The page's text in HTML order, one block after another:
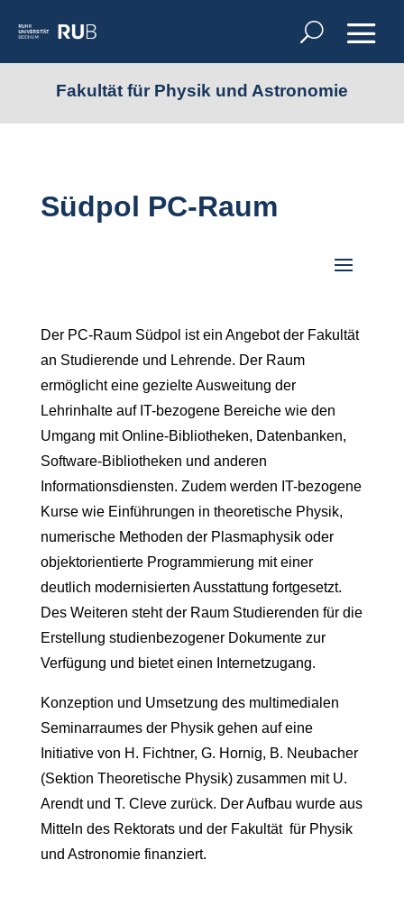
Fakultät für Physik und Astronomie
Südpol PC-Raum
Der PC-Raum Südpol ist ein Angebot der Fakultät
an Studierende und Lehrende. Der Raum
ermöglicht eine gezielte Ausweitung der
Lehrinhalte auf IT-bezogene Bereiche wie den
Umgang mit Online-Bibliotheken, Datenbanken,
Software-Bibliotheken und anderen
Informationsdiensten. Zudem werden IT-bezogene
Kurse wie Einführungen in theoretische Physik,
numerische Methoden der Plasmaphysik oder
objektorientierte Programmierung mit einer
deutlich modernisierten Ausstattung fortgesetzt.
Des Weiteren steht der Raum Studierenden für die
Erstellung studienbezogener Dokumente zur
Verfügung und bietet einen Internetzugang.
Konzeption und Umsetzung des multimedialen
Seminarraumes der Physik gehen auf eine
Initiative von H. Fichtner, G. Hornig, B. Neubacher
(Sektion Theoretische Physik) zusammen mit U.
Arendt und T. Cleve zurück. Der Aufbau wurde aus
Mitteln des Rektorats und der Fakultät für Physik
und Astronomie finanziert.